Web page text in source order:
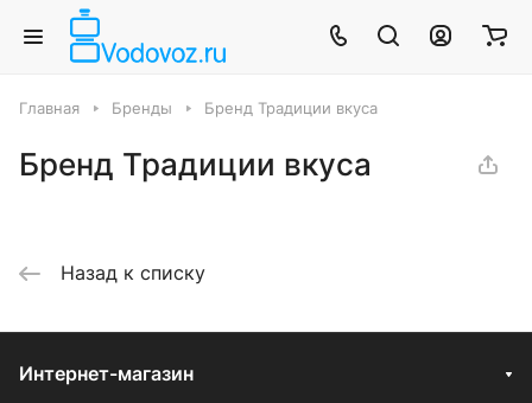
Главная Бренды Бренд Традиции вкуса
Бренд Традиции вкуса
Назад к списку
Интернет-магазин